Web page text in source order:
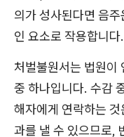
의가 성사된다면 음
인 요소로 작용합니다.
처벌불원서는 법원이
중 하나입니다. 수감
해자에게 연락하는
과를 낼 수 있으므로,